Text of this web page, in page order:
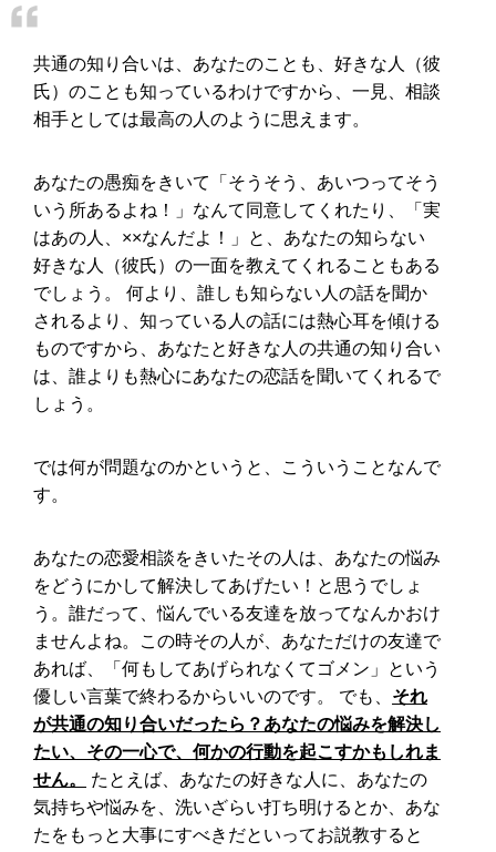
共通の知り合いは、あなたのことも、好きな人（彼
氏）のことも知っているわけですから、一見、相談
相手としては最高の人のように思えます。
あなたの愚痴をきいて「そうそう、あいつってそう
いう所あるよね！」なんて同意してくれたり、「実
はあの人、××なんだよ！」と、あなたの知らない
好きな人（彼氏）の一面を教えてくれることもある
でしょう。 何より、誰しも知らない人の話を聞か
されるより、知っている人の話には熱心耳を傾ける
ものですから、あなたと好きな人の共通の知り合い
は、誰よりも熱心にあなたの恋話を聞いてくれるで
しょう。
では何が問題なのかというと、こういうことなんで
す。
あなたの恋愛相談をきいたその人は、あなたの悩み
をどうにかして解決してあげたい！と思うでしょ
う。誰だって、悩んでいる友達を放ってなんかおけ
ませんよね。この時その人が、あなただけの友達で
あれば、「何もしてあげられなくてゴメン」という
優しい言葉で終わるからいいのです。 でも、 それ
が共通の知り合いだったら？あなたの悩みを解決し
たい、その一心で、何かの行動を起こすかもしれま
せん。
たとえば、あなたの好きな人に、あなたの
気持ちや悩みを、洗いざらい打ち明けるとか、あな
たをもっと大事にすべきだといってお説教すると